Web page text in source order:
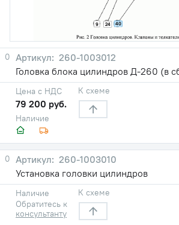
9 24 40
0
260-1003012
Головка блока цилиндров Д-260
Наличие
Цена с НДС
79 200 руб.
К схеме
0
260-1003010
Установка головки цилиндров
Наличие
Обратитесь к
консультанту
К схеме